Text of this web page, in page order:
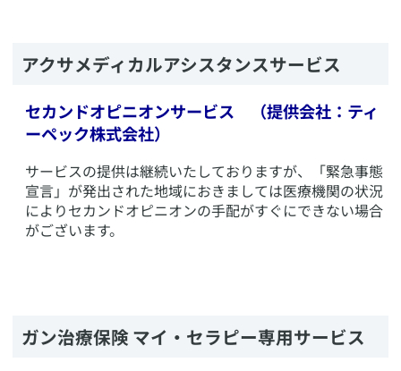
​アクサメディカルアシスタンスサービス
セカンドオピニオンサービス （提供会社：ティ
ーペック株式会社）
​サービスの提供は継続いたしておりますが、「緊急事態
宣言」が発出された地域におきましては医療機関の状況
によりセカンドオピニオンの手配がすぐにできない場合
がございます。
​ガン治療保険 マイ・セラピー専用サービス